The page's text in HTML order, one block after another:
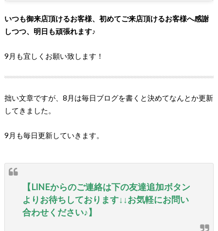
いつも御来店頂けるお客様、 初めてご来店頂けるお客様へ感謝
しつつ、明日も頑張れます♪
9月も宜しくお願い致します！
拙い文章ですが、8月は毎日ブログを書くと決めてなんとか更新
してきました。
9月も毎日更新していきます。
【LINEからのご連絡は下の友達追加ボタン
よりお待ちしております↓↓お気軽にお問い
合わせください♪】